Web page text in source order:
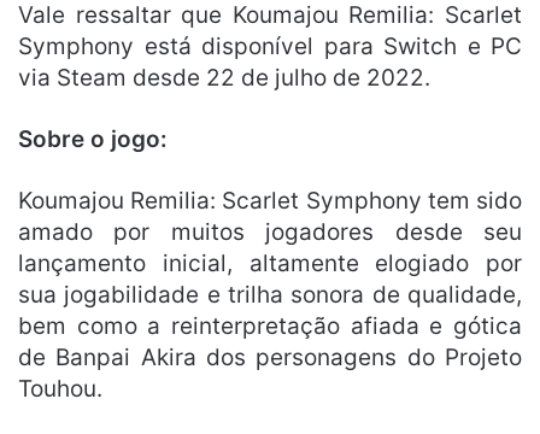
Vale ressaltar que Koumajou Remilia: Scarlet
Symphony está disponível para Switch e PC
via Steam desde 22 de julho de 2022.
Sobre o jogo:
Koumajou Remilia: Scarlet Symphony tem sido
amado por muitos jogadores desde seu
lançamento inicial, altamente elogiado por
sua jogabilidade e trilha sonora de qualidade,
bem como a reinterpretação afiada e gótica
de Banpai Akira dos personagens do Projeto
Touhou.